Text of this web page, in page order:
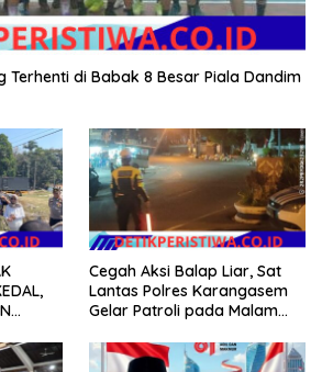
Terhenti di Babak 8 Besar Piala Dandim
Cegah Aksi Balap Liar, Sat
Lantas Polres Karangasem
Gelar Patroli pada Malam